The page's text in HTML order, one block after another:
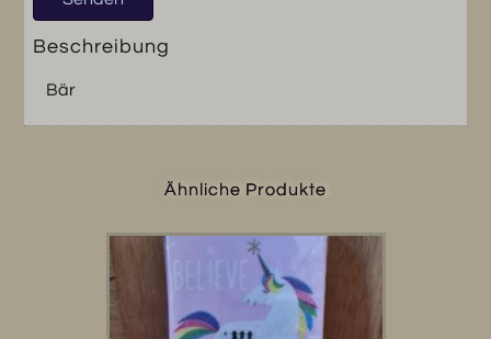
Beschreibung
Bär
Ähnliche Produkte